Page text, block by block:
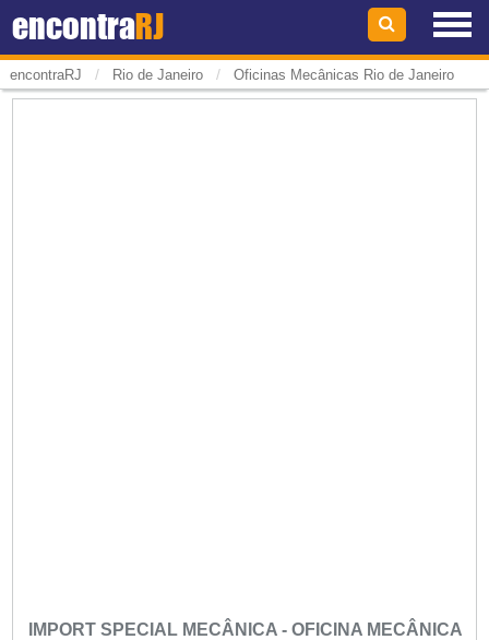
encontraRJ
encontraRJ / Rio de Janeiro / Oficinas Mecânicas Rio de Janeiro
IMPORT SPECIAL MECÂNICA - OFICINA MECÂNICA